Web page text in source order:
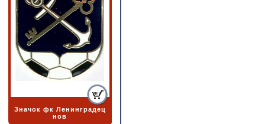
Значок фк Ленинградец
нов